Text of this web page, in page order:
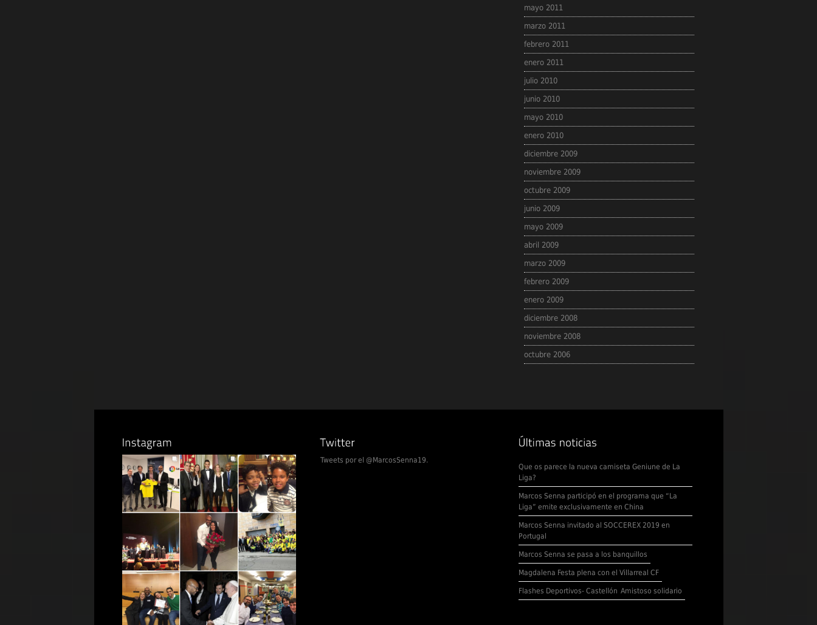
mayo 2011
marzo 2011
febrero 2011
enero 2011
julio 2010
junio 2010
mayo 2010
enero 2010
diciembre 2009
noviembre 2009
octubre 2009
junio 2009
mayo 2009
abril 2009
marzo 2009
febrero 2009
enero 2009
diciembre 2008
noviembre 2008
octubre 2006
Tweets por el @MarcosSenna19.
Que os parece la nueva camiseta Geniune de La
Liga?
Marcos Senna participó en el programa que “La
Liga” emite exclusivamente en China
Marcos Senna invitado al SOCCEREX 2019 en
Portugal
Marcos Senna se pasa a los banquillos
Magdalena Festa plena con el Villarreal CF
Flashes Deportivos- Castellón Amistoso solidario